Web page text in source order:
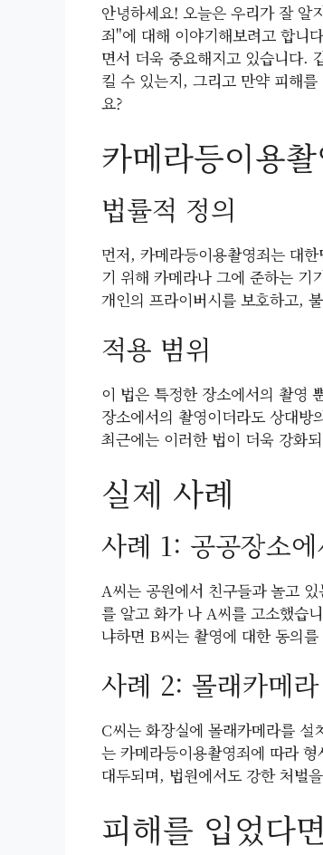
안녕하세요! 오늘은 우리가 잘 알
죄"에 대해 이야기해보려고 합니
면서 더욱 중요해지고 있습니다.
킬 수 있는지, 그리고 만약 피해
요?
카메라등이용
법률적 정의
먼저, 카메라등이용촬영죄는 대
기 위해 카메라나 그에 준하는 기
개인의 프라이버시를 보호하고,
적용 범위
이 법은 특정한 장소에서의 촬영
장소에서의 촬영이더라도 상대
최근에는 이러한 법이 더욱 강화
실제 사례
사례 1: 공공장소
A씨는 공원에서 친구들과 놀고
를 알고 화가 나 A씨를 고소했습
냐하면 B씨는 촬영에 대한 동의
사례 2: 몰래카메
C씨는 화장실에 몰래카메라를
는 카메라등이용촬영죄에 따라
대두되며, 법원에서도 강한 처벌
피해를 입었다